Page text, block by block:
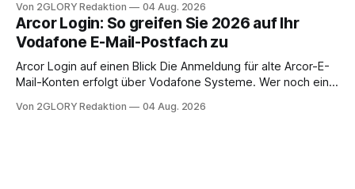
abwesenheiten und die gesamte kommunikation rund um
Ihr personal digital zu organisieren. In diesem Leitfaden
erfahren Sie alles, was Sie für einen reibungslosen Einstieg
brauchen, von der Registrierung
Von 2GLORY Redaktion 04 Aug. 2026
Arcor Login: So greifen Sie 2026 auf Ihr
Vodafone E-Mail-Postfach zu
Arcor Login auf einen Blick Die Anmeldung für alte Arcor-E-
Mail-Konten erfolgt über Vodafone Systeme. Wer noch eine
besitzt, loggt sich heute über das Vodafone E-Mail & Cloud
Von 2GLORY Redaktion 04 Aug. 2026